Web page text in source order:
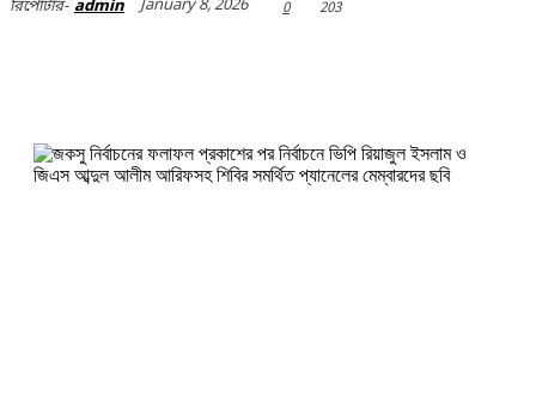
রিপোর্টার- admin January 8, 2026 0 203